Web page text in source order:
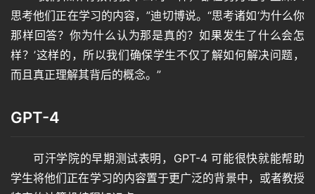
语
言
图
画
思考他们正在学习的内容，”迪切博说。“思考诸如‘为什么你
那样回答？你为什么认为那是真的？如果发生了什么会怎
样？’这样的，所以我们确保学生不仅了解如何解决问题，
而且真正理解其背后的概念。”
GPT-4
可汗学院的早期测试表明，GPT-4 可能很快就能帮助
学生将他们正在学习的内容置于更广泛的背景中，或者教授